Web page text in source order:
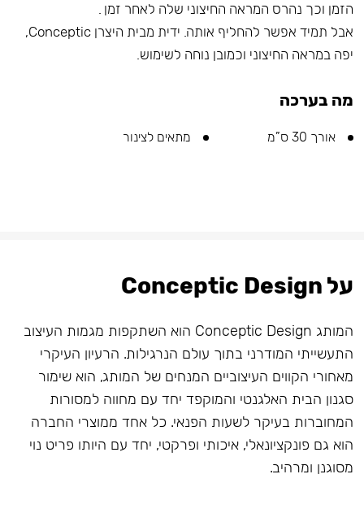
הזמן וכך נהרס המראה החיצוני שלה לאחר זמן .
אבל תמיד אפשר להחליף אותה. ידית מבית היצרן Conceptic,
יפה במראה החיצוני וכמובן נוחה לשימוש.
מה בערכה
אורך 30 ס”מ מתאים לצינור
על Conceptic Design
המותג Conceptic Design הוא השתקפות מגמות העיצוב
התעשייתי המודרני בתוך עולם הנרגילות. הרעיון העיקרי
מאחורי הקווים העיצוביים המנחים של המותג, הוא שימור
סגנון הבית האלגנטי והמוקפד יחד עם מחווה למסורות
המחוברות בעיקר לשעות הפנאי. כל אחד ממוצרי החברה
הוא גם פונקציונאלי, איכותי ופרקטי, יחד עם היותו פריט נוי
מסוגנן ומרהיב.